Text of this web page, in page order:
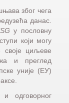
због чега
данас.
у пословну
који могу
своје циљеве
и преглед
уније (ЕУ)
одговорног